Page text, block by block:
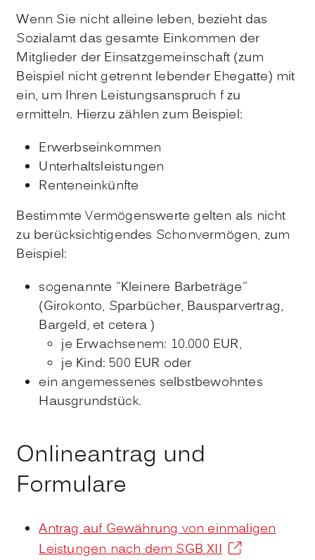
Wenn Sie nicht alleine leben, bezieht das
Sozialamt das gesamte Einkommen der
Mitglieder der Einsatzgemeinschaft (zum
Beispiel nicht getrennt lebender Ehegatte) mit
ein, um Ihren Leistungsanspruch f zu
ermitteln. Hierzu zählen zum Beispiel:
Erwerbseinkommen
Unterhaltsleistungen
Renteneinkünfte
Bestimmte Vermögenswerte gelten als nicht
zu berücksichtigendes Schonvermögen, zum
Beispiel:
sogenannte "Kleinere Barbeträge"
(Girokonto, Sparbücher, Bausparvertrag,
Bargeld, et cetera )
je Erwachsenem: 10.000 EUR,
je Kind: 500 EUR oder
ein angemessenes selbstbewohntes
Hausgrundstück.
Onlineantrag und
Formulare
Antrag auf Gewährung von einmaligen
Leistungen nach dem SGB XII